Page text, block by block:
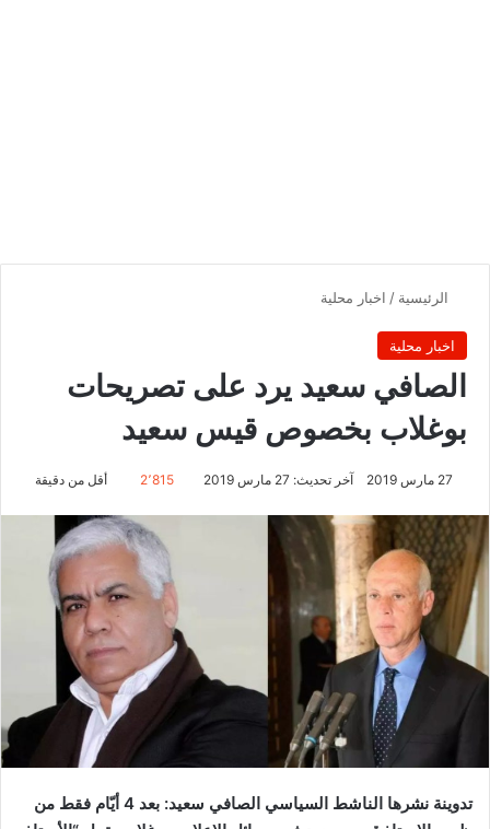
الرئيسية / اخبار محلية
اخبار محلية
الصافي سعيد يرد على تصريحات
بوغلاب بخصوص قيس سعيد
27 مارس 2019 آخر تحديث: 27 مارس 2019 2٬815 أقل من دقيقة
تدوينة نشرها الناشط السياسي الصافي سعيد: بعد 4 أيّام فقط من